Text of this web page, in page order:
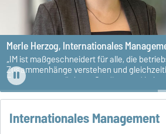
Merle Herzog,Internationales
„IM ist maßgeschneidert für alle, die
Zusammenhänge verstehen und
Fokus setzen möchten. Studien- und
sind hoch, die Kosten vergleichsweise
Internationales Management